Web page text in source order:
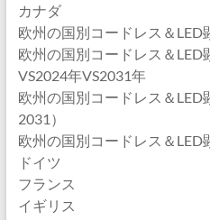
カナダ
欧州の国別コードレス＆LED
欧州の国別コードレス＆
VS2024年VS2031年
欧州の国別コードレス＆LED
2031）
欧州の国別コードレス＆LED
ドイツ
フランス
イギリス